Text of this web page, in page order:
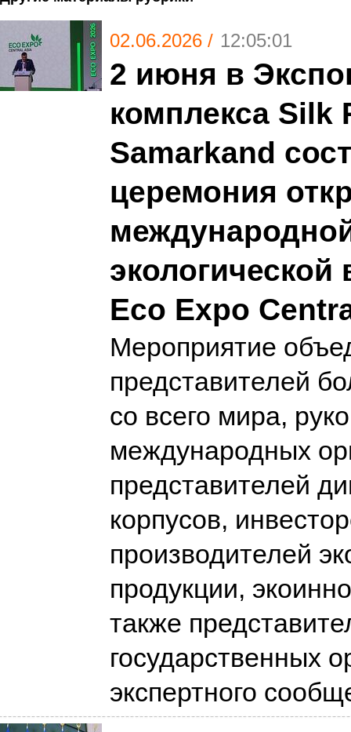
02.06.2026 / 12:05:01
2 июня в
комплекса Silk
Samarkand
церемония
экологической
Eco Expo
Мероприятие
представителей
со всего мира,
международных
представителей
корпусов,
производителей
продукции,
также
государственных
экспертного